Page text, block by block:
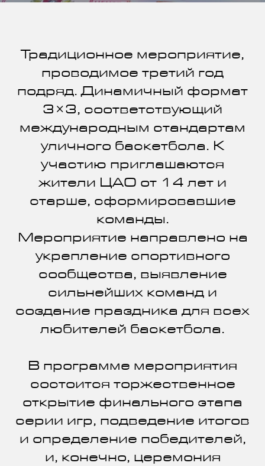
Традиционное мероприятие,
проводимое третий год
подряд. Динамичный формат
3×3, соответствующий
международным стандартам
уличного баскетбола. К
участию приглашаются
жители ЦАО от 14 лет и
старше, сформировавшие
команды.
Мероприятие направлено на
укрепление спортивного
сообщества, выявление
сильнейших команд и
создание праздника для всех
любителей баскетбола.
В программе мероприятия
состоится торжественное
открытие финального этапа
серии игр, подведение итогов
и определение победителей,
и, конечно, церемония